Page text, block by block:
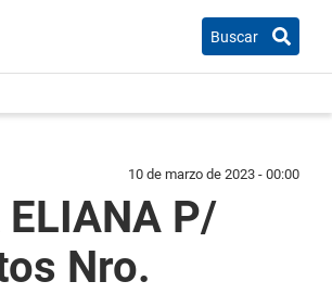
Buscar
10 de marzo de 2023 - 00:00
ELIANA P/
Nro.